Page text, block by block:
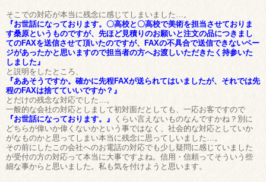
そこでの対応が本当に残念に感じてしまいました…。
『お世話になっております。〇高校と〇高校で美術を担当させておりま
す桑原というものですが、先ほど見積りのお願いと注文の品につきまし
てのFAXを送信させて頂いたのですが、FAXの不具合で送信できないペー
ジがあったかと思いますので担当者の方へお渡しいただきたく持参いた
しました』
と説明をしたところ、
『ああそうですか。確かに先程FAXが送られてはいましたが、それでは先
程のFAXは捨てていいですか？』
とだけの残念な対応でした…。
一般的な会社の対応としまして初対面だとしても、一応お客ですので
『お世話になっております。』
くらい言えないものなんですかね？別に
どちらが偉いか偉くないかという事ではなく、社会的な対応としていか
がなものかと思ってしまい本当に残念に思ってしいました…。
その前にしたこの会社へのお電話の対応でも少し疑問に感じていました
が受付の方の対応って本当に大事ですよね。信用・信頼ってそういう些
細な事からと思いました。私も気を付けようと思います。